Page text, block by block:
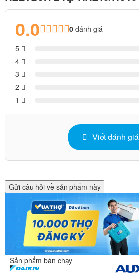
0.0 0 đánh giá
5
4
3
2
1
Viết đánh giá
Gửi câu hỏi về sản phẩm này
Sản phẩm bán chạy